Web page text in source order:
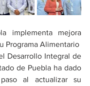
implementa mejora
Programa Alimentario
Desarrollo Integral de
de Puebla ha dado
al actualizar su